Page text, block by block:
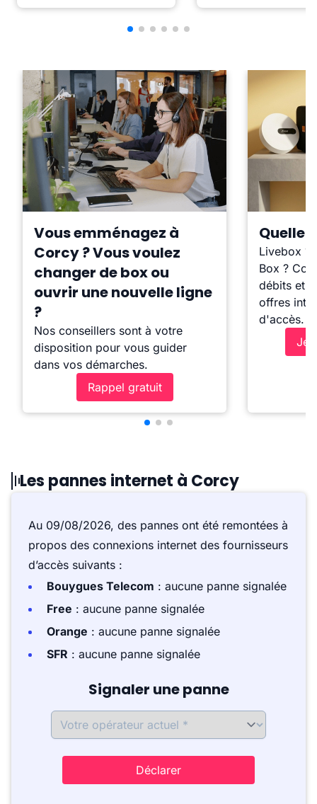
Vous emménagez à
Corcy ? Vous voulez
changer de box ou
ouvrir une nouvelle ligne
?
Nos conseillers sont à votre
disposition pour vous guider
dans vos démarches.
Rappel gratuit
Quelle
Livebox ?
Box ?
débits et
offres
d'accès.
Je
Les pannes internet à Corcy
Au 09/08/2026, des pannes ont été remontées à
propos des connexions internet des fournisseurs
d’accès suivants :
Bouygues Telecom : aucune panne signalée
Free : aucune panne signalée
Orange : aucune panne signalée
SFR : aucune panne signalée
Signaler une panne
Déclarer